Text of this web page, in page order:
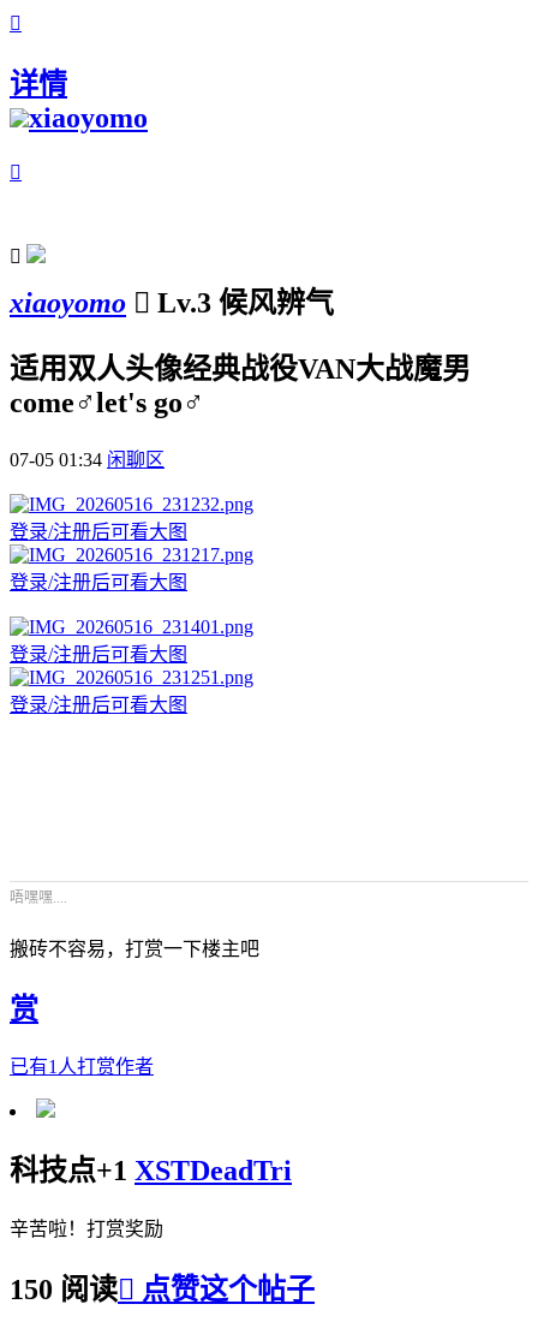

详情
xiaoyomo


xiaoyomo  Lv.3 候风辨气
适用双人头像经典战役VAN大战魔男
come♂let's go♂
07-05 01:34 闲聊区
登录/注册后可看大图
登录/注册后可看大图
登录/注册后可看大图
登录/注册后可看大图
唔嘿嘿....
搬砖不容易，打赏一下楼主吧
赏
已有1人打赏作者
科技点+1 XSTDeadTri
辛苦啦！打赏奖励
150 阅读 点赞这个帖子